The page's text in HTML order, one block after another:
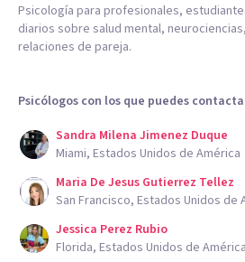
Psicología para profesionales,
diarios sobre salud mental,
relaciones de pareja.
Psicólogos con los que puedes
Sandra Milena Jimenez Duque
Miami, Estados Unidos de América
Maria De Jesus Gutierrez Tellez
San Francisco, Estados Unidos de
Jessica Perez Rubio
Florida, Estados Unidos de América